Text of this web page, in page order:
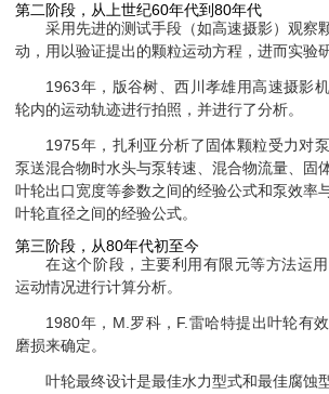
第二阶段，从上世纪60年代到80年代
采用先进的测试手段（如高速摄影）观察
动，用以验证提出的颗粒运动方程，进而实验
1963年，版谷树、西川孝雄用高速摄影
轮内的运动轨迹进行拍照，并进行了分析。
1975年，扎利亚分析了固体颗粒受力对
泵送混合物时水头与泵转速、混合物流量、固
叶轮出口宽度等参数之间的经验公式和泵效率
叶轮直径之间的经验公式。
第三阶段，从80年代初至今
在这个阶段，主要利用有限元等方法运
运动情况进行计算分析。
1980年，M.罗科，F.雷哈特提出叶轮有
磨损来确定。
叶轮最终设计是最佳水力型式和最佳腐蚀